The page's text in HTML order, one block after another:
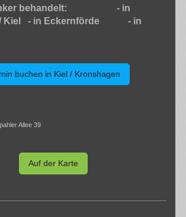
behandelt: - in
/ Kiel - in Eckernförde - in
buchen in Kiel / Kronshagen
Allee 39
Auf der Karte